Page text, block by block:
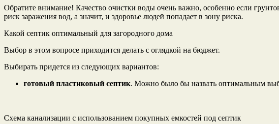
Обратите внимание! Качество очистки воды очень важно, особенно если
риск заражения вод, а значит, и здоровье людей попадает в зону риска.
Какой септик оптимальный для загородного дома
Выбор в этом вопросе приходится делать с оглядкой на бюджет.
Выбирать придется из следующих вариантов:
готовый пластиковый септик. Можно было бы назвать оптимальным
Схема канализации с использованием покупных емкостей под септик